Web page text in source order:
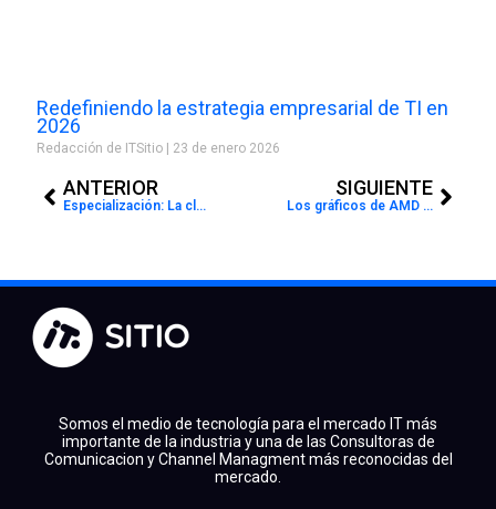
Redefiniendo la estrategia empresarial de TI en
2026
Redacción de ITSitio 23 de enero 2026
ANTERIOR
Especialización: La clave para que los canales tengan éxito
SIGUIENTE
Los gráficos de AMD Radeon Pro AWS AppStream 2.0, ahora disponibles
Somos el medio de tecnología para el mercado IT más
importante de la industria y una de las Consultoras de
Comunicacion y Channel Managment más reconocidas del
mercado.